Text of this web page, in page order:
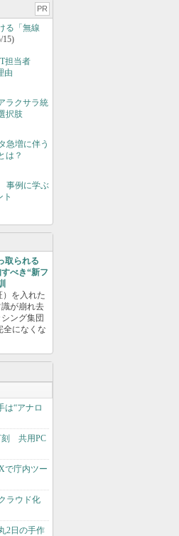
PR
る「無線
15)
担当者
由
ラクサラ統
択肢
急増に伴う
は？
事例に学ぶ
ト
取られる
べき“新フ
を入れた
が崩れ去
ング集団
全になくな
は“アナロ
刻 共用PC
で庁内ツー
ラウド化
2日の手作